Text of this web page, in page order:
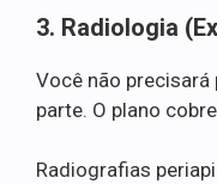
3. Radiologia
Você não
parte. O plano
Radiografias